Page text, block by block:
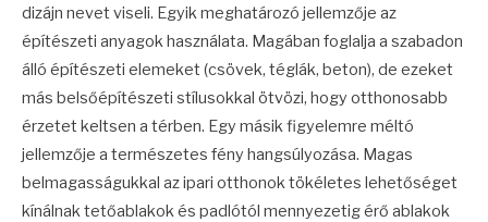
dizájn nevet viseli. Egyik meghatározó jellemzője az
építészeti anyagok használata. Magában foglalja a szabadon
álló építészeti elemeket (csövek, téglák, beton), de ezeket
más belsőépítészeti stílusokkal ötvözi, hogy otthonosabb
érzetet keltsen a térben. Egy másik figyelemre méltó
jellemzője a természetes fény hangsúlyozása. Magas
belmagasságukkal az ipari otthonok tökéletes lehetőséget
kínálnak tetőablakok és padlótól mennyezetig érő ablakok